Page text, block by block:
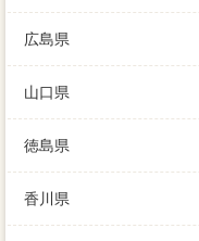
広島県
山口県
徳島県
香川県